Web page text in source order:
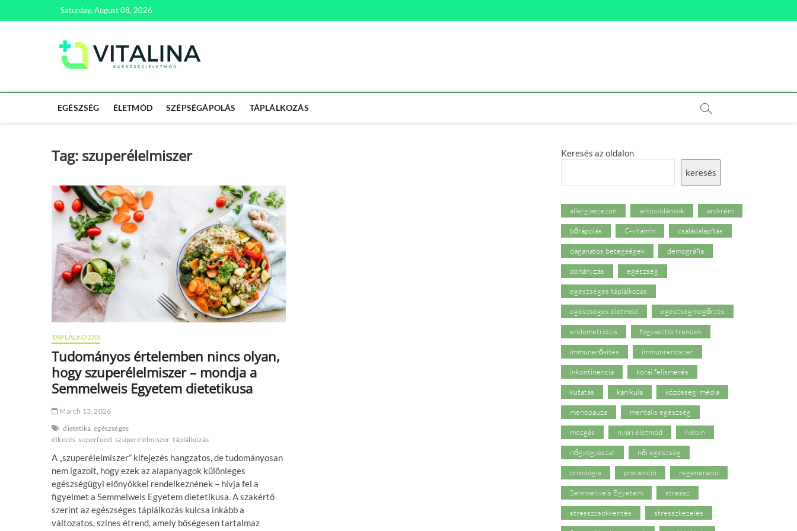
to
Saturday, August 08, 2026
EGÉSZSÉG ÉLETMÓD SZÉPSÉGÁPOLÁS TÁPLÁLKOZÁS
Tag: szuperélelmiszer
TÁPLÁLKOZÁS
Tudományos értelemben nincs olyan,
hogy szuperélelmiszer – mondja a
Semmelweis Egyetem dietetikusa
March 13, 2026
dietetika egészséges
étkezés superfood szuperélelmiszer táplálkozás
A „szuperélelmiszer” kifejezés hangzatos, de tudományosan
nem igazolt, hogy ezek az alapanyagok különleges
egészségügyi előnyökkel rendelkeznének – hívja fel a
figyelmet a Semmelweis Egyetem dietetikusa. A szakértő
szerint az egészséges táplálkozás kulcsa inkább a
változatos, színes étrend, amely bőségesen tartalmaz
Keresés az oldalon
keresés
allergiaszezon antioxidánsok arckrém
bőrápolás C-vitamin családalapítás
daganatos betegségek demográfia
dohányzás egészség
egészséges táplálkozás
egészséges életmód egészségmegőrzés
endometriózis fogyasztói trendek
immunerősítés immunrendszer
inkontinencia korai felismerés
kutatás kánikula közösségi média
menopauza mentális egészség
mozgás nyári életmód Nébih
nőgyógyászat női egészség
onkológia prevenció regeneráció
Semmelweis Egyetem stressz
stresszcsökkentés stresszkezelés